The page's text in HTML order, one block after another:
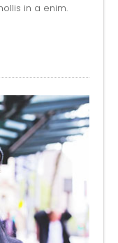
in a enim.